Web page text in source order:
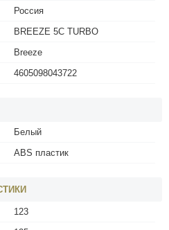
Россия
BREEZE 5C TURBO
Breeze
4605098043722
Белый
ABS пластик
123